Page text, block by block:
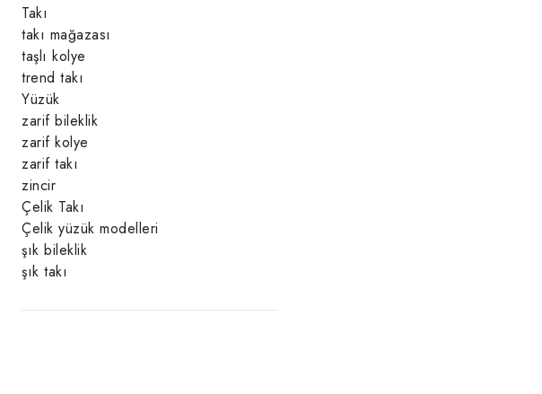
Takı
takı mağazası
taşlı kolye
trend takı
Yüzük
zarif bileklik
zarif kolye
zarif takı
zincir
Çelik Takı
Çelik yüzük modelleri
şık bileklik
şık takı